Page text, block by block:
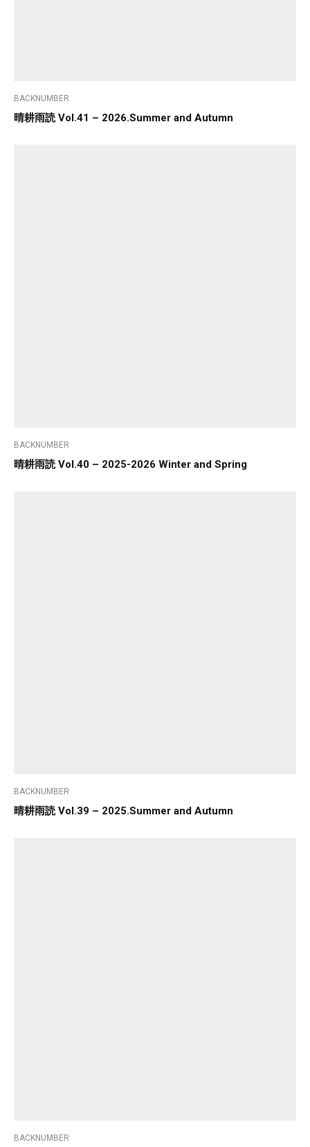
BACKNUMBER
晴耕雨読 Vol.41 – 2026.Summer and Autumn
BACKNUMBER
晴耕雨読 Vol.40 – 2025-2026 Winter and Spring
BACKNUMBER
晴耕雨読 Vol.39 – 2025.Summer and Autumn
BACKNUMBER